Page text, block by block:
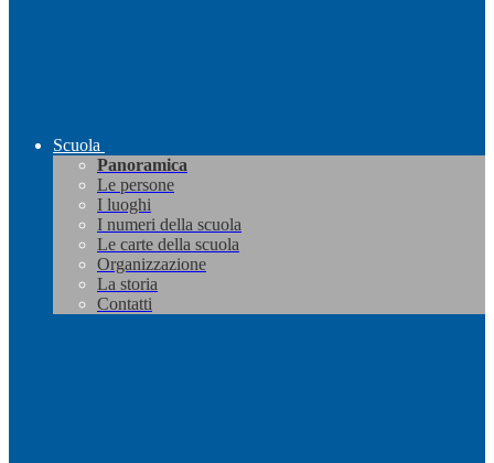
Scuola
Panoramica
Le persone
I luoghi
I numeri della scuola
Le carte della scuola
Organizzazione
La storia
Contatti